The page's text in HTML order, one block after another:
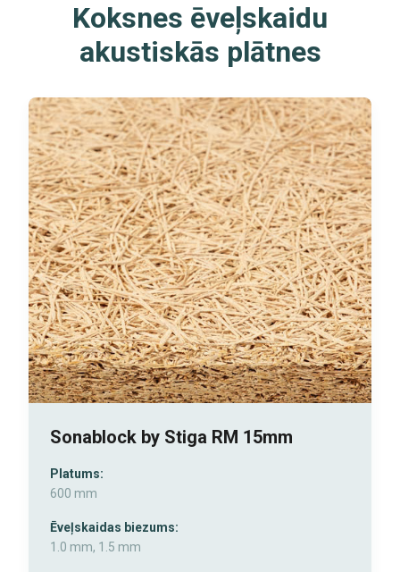
Koksnes ēveļskaidu
akustiskās plātnes
Sonablock by Stiga RM 15mm
Platums:
600 mm
Ēveļskaidas biezums:
1.0 mm, 1.5 mm